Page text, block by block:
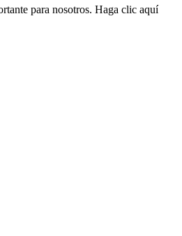
para nosotros. Haga clic aquí